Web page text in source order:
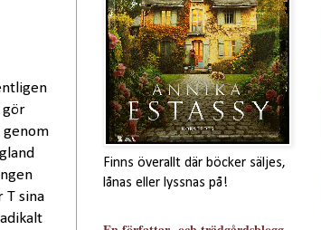
gör
genom
T sina
Finns överallt där böcker säljes,
lånas eller lyssnas på!